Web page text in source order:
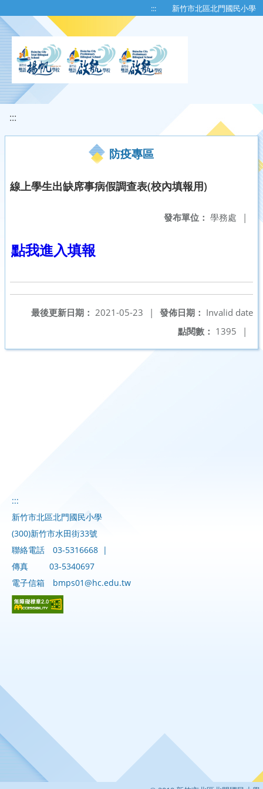
::: 新竹市北區北門國民小學
:::
防疫專區
線上學生出缺席事病假調查表(校內填報用)
發布單位： 學務處 |
點我進入填報
發佈日期： Invalid date
最後更新日期： 2021-05-23
|
點閱數： 1395 |
:::
新竹市北區北門國民小學
(300)新竹市水田街33號
聯絡電話
03-5316668 |
傳真
03-5340697
電子信箱
bmps01@hc.edu.tw